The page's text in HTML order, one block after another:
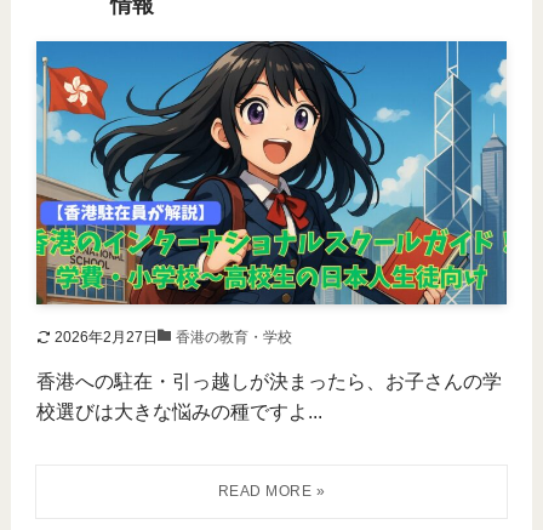
情報
2026年2月27日 香港の教育・学校
香港への駐在・引っ越しが決まったら、お子さんの学
校選びは大きな悩みの種ですよ...